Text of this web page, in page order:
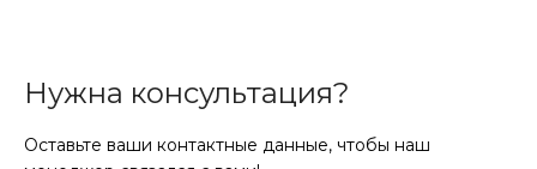
Нужна консультация?
Оставьте ваши контактные данные, чтобы наш